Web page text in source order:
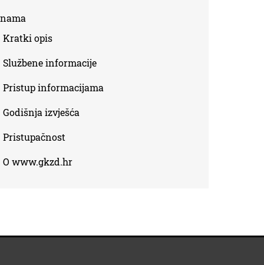
Kratki opis
Službene informacije
Pristup informacijama
Godišnja izvješća
Pristupačnost
O www.gkzd.hr